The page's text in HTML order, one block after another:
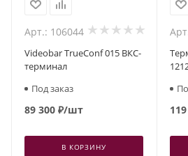
Арт.: 106044
Videobar TrueConf 015 ВКС-
терминал
Под заказ
89 300 ₽/шт
В КОРЗИНУ